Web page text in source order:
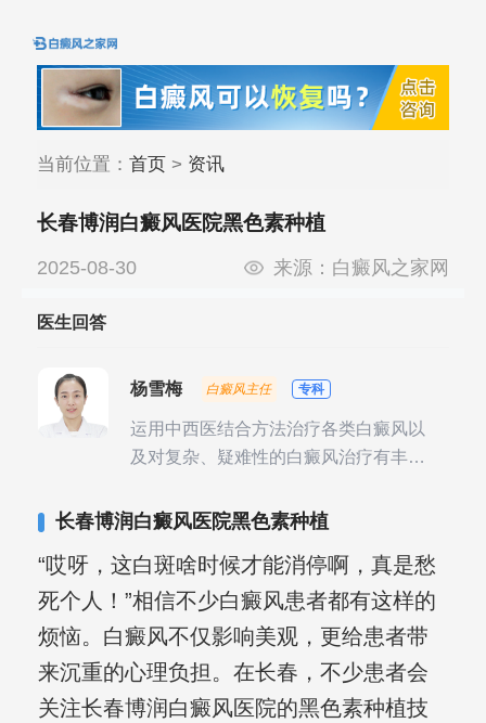
当前位置： 首页> 资讯
长春博润白癜风医院黑色素种植
2025-08-30 来源： 白癜风之家网
医生回答
杨雪梅 白癜风主任 专科
运用中西医结合方法治疗各类白癜风以
及对复杂、疑难性的白癜风治疗有丰富
合巩固用药的调理，并对白癜风患者的
导，全方位帮助患者康复。
长春博润白癜风医院黑色素种植
“哎呀，这白斑啥时候才能消停啊，真是愁
死个人！”相信不少白癜风患者都有这样的
烦恼。白癜风不仅影响美观，更给患者带
来沉重的心理负担。在长春，不少患者会
关注长春博润白癜风医院的黑色素种植技